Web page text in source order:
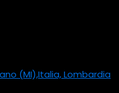
(MI),Italia, Lombardia